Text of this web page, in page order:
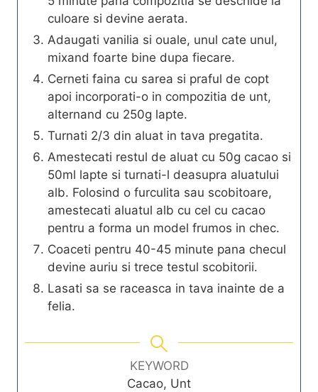
culoare si devine aerata.
Adaugati vanilia si ouale, unul cate unul,
mixand foarte bine dupa fiecare.
Cerneti faina cu sarea si praful de copt
apoi incorporati-o in compozitia de unt,
alternand cu 250g lapte.
Turnati 2/3 din aluat in tava pregatita.
Amestecati restul de aluat cu 50g cacao si
50ml lapte si turnati-l deasupra aluatului
alb. Folosind o furculita sau scobitoare,
amestecati aluatul alb cu cel cu cacao
pentru a forma un model frumos in chec.
Coaceti pentru 40-45 minute pana checul
devine auriu si trece testul scobitorii.
Lasati sa se raceasca in tava inainte de a
felia.
KEYWORD
Cacao, Unt